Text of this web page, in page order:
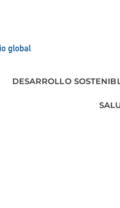
DESARROLLO